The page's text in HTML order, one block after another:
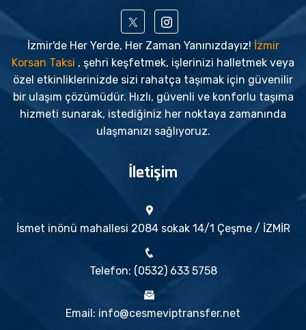
İzmir'de Her Yerde, Her Zaman Yanınızdayız! İzmir
Korsan Taksi , şehri keşfetmek, işlerinizi halletmek veya
özel etkinliklerinizde sizi rahatça taşımak için güvenilir
bir ulaşım çözümüdür. Hızlı, güvenli ve konforlu taşıma
hizmeti sunarak, istediğiniz her noktaya zamanında
ulaşmanızı sağlıyoruz.
İletişim
İsmet inönü mahallesi 2084 sokak 14/1 Çeşme / İZMİR
Telefon: (0532) 633 5758
Email: info@cesmeviptransfer.net